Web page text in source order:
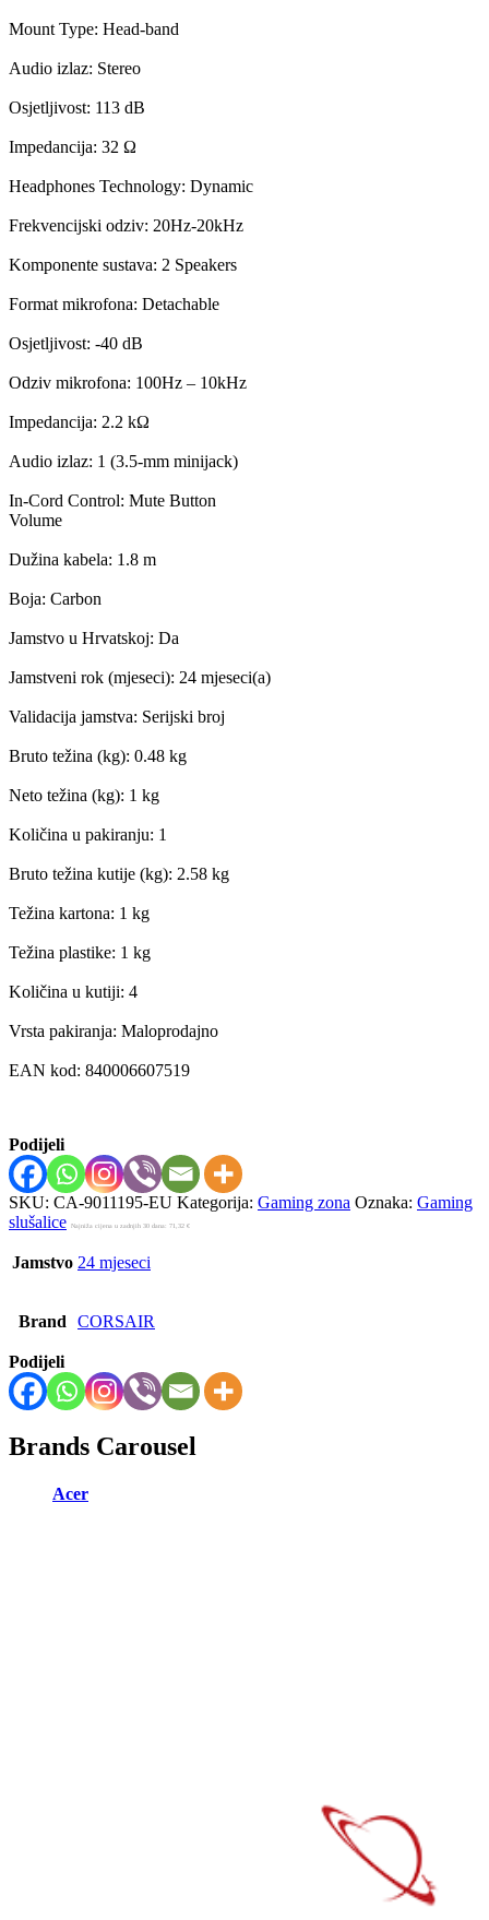
Mount Type: Head-band
Audio izlaz: Stereo
Osjetljivost: 113 dB
Impedancija: 32 Ω
Headphones Technology: Dynamic
Frekvencijski odziv: 20Hz-20kHz
Komponente sustava: 2 Speakers
Format mikrofona: Detachable
Osjetljivost: -40 dB
Odziv mikrofona: 100Hz – 10kHz
Impedancija: 2.2 kΩ
Audio izlaz: 1 (3.5-mm minijack)
In-Cord Control: Mute Button
Volume
Dužina kabela: 1.8 m
Boja: Carbon
Jamstvo u Hrvatskoj: Da
Jamstveni rok (mjeseci): 24 mjeseci(a)
Validacija jamstva: Serijski broj
Bruto težina (kg): 0.48 kg
Neto težina (kg): 1 kg
Količina u pakiranju: 1
Bruto težina kutije (kg): 2.58 kg
Težina kartona: 1 kg
Težina plastike: 1 kg
Količina u kutiji: 4
Vrsta pakiranja: Maloprodajno
EAN kod: 840006607519
Podijeli
SKU: CA-9011195-EU Kategorija: Gaming zona Oznaka: Gaming
slušalice
Najniža cijena u zadnjih 30 dana: 71,32 €
Jamstvo 24 mjeseci
Brand CORSAIR
Podijeli
Brands Carousel
Acer